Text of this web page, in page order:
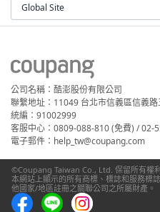
Global Site
公司名稱：酷澎股份有限公司
聯繫地址：11049 台北市信義區信義
統編：91002999
客服中心：0809-088-810 (免費) / 02-
電子郵件：help_tw@coupang.com
©Coupang Taiwan Co., Ltd. 保留所有權
本網站上顯示的所有商標、標誌和服務標
他國家/地區註冊之關聯公司之所屬財產。